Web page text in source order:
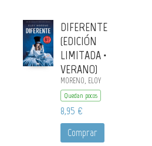
DIFERENTE
(EDICIÓN
LIMITADA ·
VERANO)
MORENO, ELOY
Quedan pocos
8,95 €
Comprar